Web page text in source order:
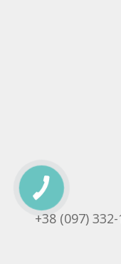
+38 (097)